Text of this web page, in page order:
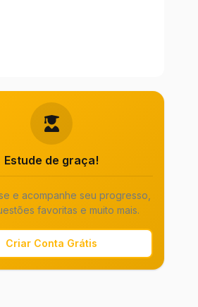
Estude de graça!
e acompanhe seu progresso,
favoritas e muito mais.
Criar Conta Grátis